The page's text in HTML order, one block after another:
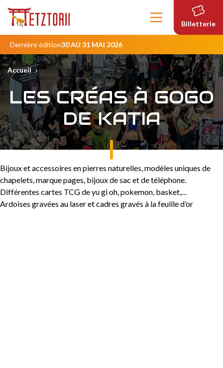
Contenu
principal
Billetterie
Dernière édition30 AU 31 MAI 2026
Accueil ›
LES CRÉAS À GOGO
DE KATIA
Bijoux et accessoires en pierres naturelles, modèles uniques de
chapelets, marque pages, bijoux de sac et de téléphone.
Différentes cartes TCG de yu gi oh, pokemon, basket,…
Ardoises gravées au laser et cadres gravés à la feuille d’or